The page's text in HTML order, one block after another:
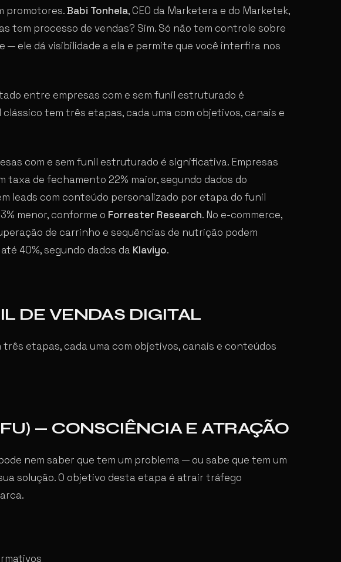
promotores.Babi Tonhela, CEO da Marketera e do Marketek,
tem processo de vendas? Sim. Só não tem controle sobre
— ele dá visibilidade a ela e permite que você interfira nos
entre empresas com e sem funil estruturado é
tem três etapas, cada uma com objetivos, canais e
com e sem funil estruturado é significativa. Empresas
taxa de fechamento 22% maior, segundo dados do
leads com conteúdo personalizado por etapa do funil
menor, conforme o Forrester Research. No e-commerce,
de carrinho e sequências de nutrição podem
40%, segundo dados da Klaviyo.
DE VENDAS DIGITAL
etapas, cada uma com objetivos, canais e conteúdos
— CONSCIÊNCIA E ATRAÇÃO
nem saber que tem um problema — ou sabe que tem um
solução. O objetivo desta etapa é atrair tráfego